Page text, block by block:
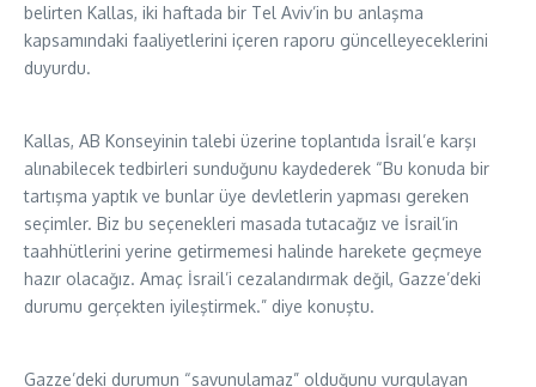
belirten Kallas, iki haftada bir Tel Aviv’in bu anlaşma
kapsamındaki faaliyetlerini içeren raporu güncelleyeceklerini
duyurdu.
Kallas, AB Konseyinin talebi üzerine toplantıda İsrail’e karşı
alınabilecek tedbirleri sunduğunu kaydederek “Bu konuda bir
tartışma yaptık ve bunlar üye devletlerin yapması gereken
seçimler. Biz bu seçenekleri masada tutacağız ve İsrail’in
taahhütlerini yerine getirmemesi halinde harekete geçmeye
hazır olacağız. Amaç İsrail’i cezalandırmak değil, Gazze’deki
durumu gerçekten iyileştirmek.” diye konuştu.
Gazze’deki durumun “savunulamaz” olduğunu vurgulayan